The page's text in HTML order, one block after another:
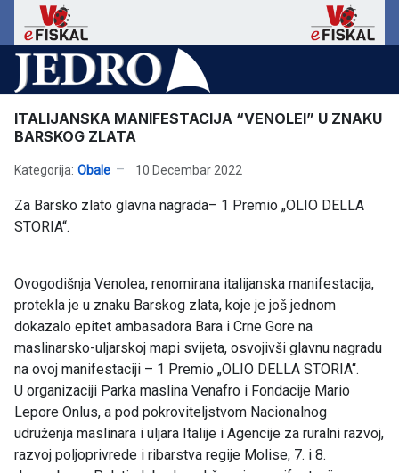
ITALIJANSKA MANIFESTACIJA “VENOLEI” U ZNAKU
BARSKOG ZLATA
Kategorija: Obale 10 Decembar 2022
Za Barsko zlato glavna nagrada– 1 Premio „OLIO DELLA
STORIA“.
Ovogodišnja Venolea, renomirana italijanska manifestacija,
protekla je u znaku Barskog zlata, koje je još jednom
dokazalo epitet ambasadora Bara i Crne Gore na
maslinarsko-uljarskoj mapi svijeta, osvojivši glavnu nagradu
na ovoj manifestaciji – 1 Premio „OLIO DELLA STORIA“.
U organizaciji Parka maslina Venafro i Fondacije Mario
Lepore Onlus, a pod pokroviteljstvom Nacionalnog
udruženja maslinara i uljara Italije i Agencije za ruralni razvoj,
razvoj poljoprivrede i ribarstva regije Molise, 7. i 8.